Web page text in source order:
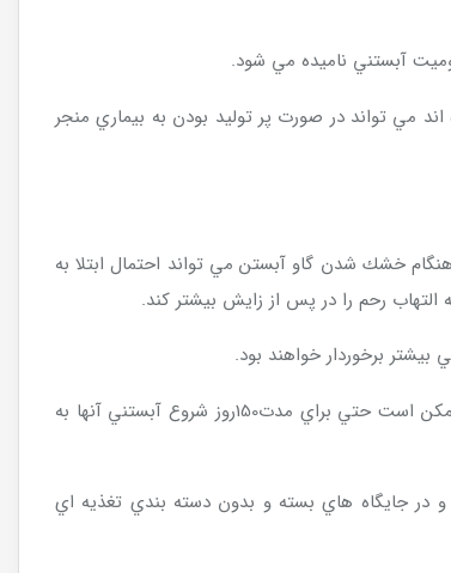
آبستني ناميده مي شود.
مي تواند در صورت پر توليد بودن به بيماري منجر
خشك شدن گاو آبستن مي تواند احتمال ابتلا به
رحم را در پس از زايش بيشتر كند.
گاوهاي چند شكم كه وزن بيشتري را در دوران خشكي خود از دست مي دهند بيشتر احتمال دارد كه تخمدانهاي آنها در پس از زايش غيرفعال باشد و ممكن است حتي براي مدت150روز شروع آبستني آنها به
در جايگاه هاي بسته و بدون دسته بندي تغذيه اي